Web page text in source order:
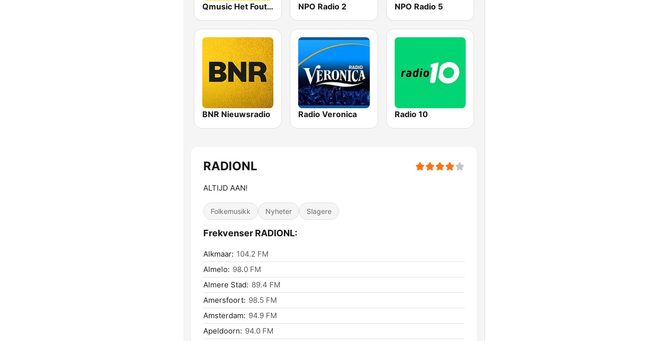
Qmusic Het Foute Uur NPO Radio 2 NPO Radio 5
BNR Nieuwsradio Radio Veronica Radio 10
RADIONL
ALTIJD AAN!
Folkemusikk Nyheter Slagere
Frekvenser RADIONL:
Alkmaar: 104.2 FM
Almelo: 98.0 FM
Almere Stad: 89.4 FM
Amersfoort: 98.5 FM
Amsterdam: 94.9 FM
Apeldoorn: 94.0 FM